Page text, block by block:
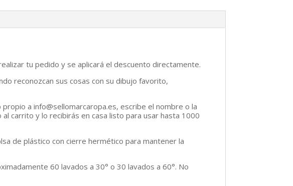
tu pedido y se aplicará el descuento directamente.
reconozcan sus cosas con su dibujo favorito,
a info@sellomarcaropa.es, escribe el nombre o la
carrito y lo recibirás en casa listo para usar hasta 1000
de plástico con cierre hermético para mantener la
60 lavados a 30° o 30 lavados a 60°. No